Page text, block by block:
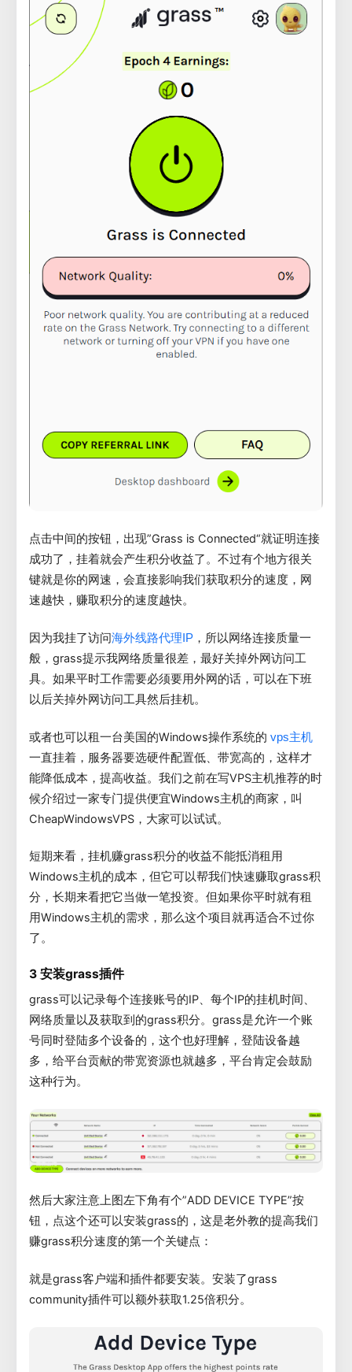
点击中间的按钮，出现”Grass is Connected“就证明连接
成功了，挂着就会产生积分收益了。不过有个地方很关
键就是你的网速，会直接影响我们获取积分的速度，网
速越快，赚取积分的速度越快。
因为我挂了访问海外线路代理IP，所以网络连接质量一
般，grass提示我网络质量很差，最好关掉外网访问工
具。如果平时工作需要必须要用外网的话，可以在下班
以后关掉外网访问工具然后挂机。
或者也可以租一台美国的Windows操作系统的 vps主机
一直挂着，服务器要选硬件配置低、带宽高的，这样才
能降低成本，提高收益。我们之前在写VPS主机推荐的时
候介绍过一家专门提供便宜Windows主机的商家，叫
CheapWindowsVPS，大家可以试试。
短期来看，挂机赚grass积分的收益不能抵消租用
Windows主机的成本，但它可以帮我们快速赚取grass积
分，长期来看把它当做一笔投资。但如果你平时就有租
用Windows主机的需求，那么这个项目就再适合不过你
了。
3 安装grass插件
grass可以记录每个连接账号的IP、每个IP的挂机时间、
网络质量以及获取到的grass积分。grass是允许一个账
号同时登陆多个设备的，这个也好理解，登陆设备越
多，给平台贡献的带宽资源也就越多，平台肯定会鼓励
这种行为。
然后大家注意上图左下角有个”ADD DEVICE TYPE”按
钮，点这个还可以安装grass的，这是老外教的提高我们
赚grass积分速度的第一个关键点：
就是grass客户端和插件都要安装。安装了grass
community插件可以额外获取1.25倍积分。